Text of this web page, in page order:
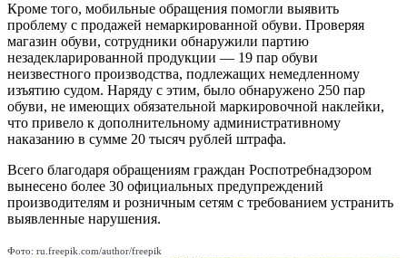
Кроме того, мобильные обращения помогли выявить
проблему с продажей немаркированной обуви. Проверяя
магазин обуви, сотрудники обнаружили партию
незадекларированной продукции — 19 пар обуви
неизвестного производства, подлежащих немедленному
изъятию судом. Наряду с этим, было обнаружено 250 пар
обуви, не имеющих обязательной маркировочной наклейки,
что привело к дополнительному административному
наказанию в сумме 20 тысяч рублей штрафа.
Всего благодаря обращениям граждан Роспотребнадзором
вынесено более 30 официальных предупреждений
производителям и розничным сетям с требованием устранить
выявленные нарушения.
Фото: ru.freepik.com/author/freepik